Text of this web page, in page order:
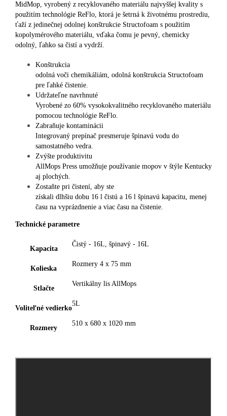
MidMop, vyrobený z recyklovaného materiálu najvyššej kvality s
použitím technológie ReFlo, ktorá je šetrná k životnému prostrediu,
ťaží z jedinečnej odolnej konštrukcie Structofoam s použitím
kopolymérového materiálu, vďaka čomu je pevný, chemicky
odolný, ľahko sa čistí a vydrží.
Konštrukcia
odolná voči chemikáliám, odolná konštrukcia Structofoam
pre ľahké čistenie.
Udržateľne navrhnuté
Vyrobené zo 60% vysokokvalitného recyklovaného materiálu
pomocou technológie ReFlo.
Zabraňuje kontaminácii
Integrovaný prepínač presmeruje špinavú vodu do
samostatného vedra.
Zvýšte produktivitu
AllMops Press umožňuje používanie mopov v štýle Kentucky
aj plochých.
Zostaňte pri čistení, aby ste
získali dlhšiu dobu 16 l čistú a 16 l špinavú kapacitu, menej
času na vyprázdnenie a viac času na čistenie.
Technické parametre
Kapacita
Čistý - 16L, špinavý - 16L
Kolieska
Rozmery 4 x 75 mm
Stlačte
Vertikálny lis AllMops
Voliteľné vedierko
5L
Rozmery
510 x 680 x 1020 mm